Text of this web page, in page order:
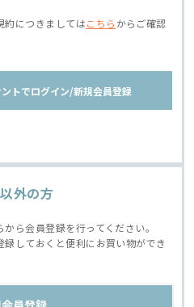
約につきましてはこちら からご確認
トでログイン/新規会員登録
外の方
ら会員登録を行ってください。
しておくと便利にお買い物ができ